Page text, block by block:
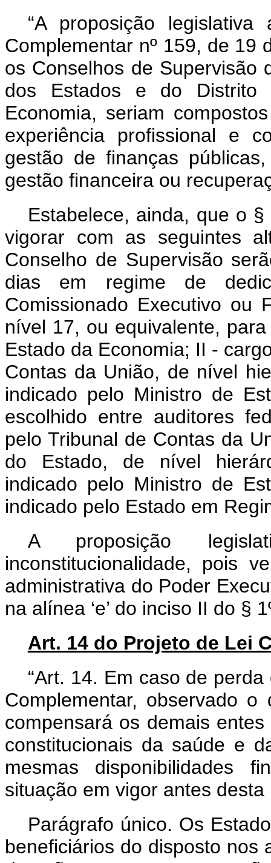
“A proposição
Complementar nº 159, de 19
os Conselhos de Supervisão
dos Estados e do Distrito
Economia, seriam
experiência profissional e
gestão de finanças
gestão financeira ou
Estabelece, ainda, que o
vigorar com as seguintes
Conselho de Supervisão
dias em regime de
Comissionado Executivo ou
nível 17, ou equivalente,
Estado da Economia; II -
Contas da União, de nível
indicado pelo Ministro de
escolhido entre auditores
pelo Tribunal de Contas da
do Estado, de nível
indicado pelo Ministro de
indicado pelo Estado em
A proposição
inconstitucionalidade, pois
administrativa do Poder
na alínea ‘e’ do inciso II do §
Art. 14 do Projeto de Lei
“Art. 14. Em caso de
Complementar, observado
compensará os demais
constitucionais da saúde e
mesmas disponibilidades
situação em vigor antes
Parágrafo único. Os
beneficiários do disposto nos